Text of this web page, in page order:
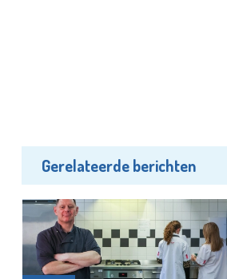
Gerelateerde berichten